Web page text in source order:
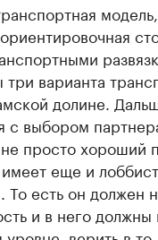
варианта
долине.
с выбором
просто хороший
еще и
То есть он должен
и в него должны